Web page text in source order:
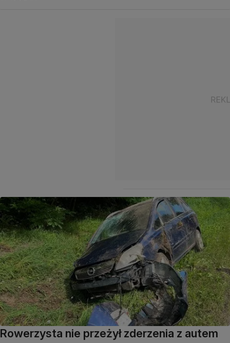
Rowerzysta nie przeżył zderzenia z autem